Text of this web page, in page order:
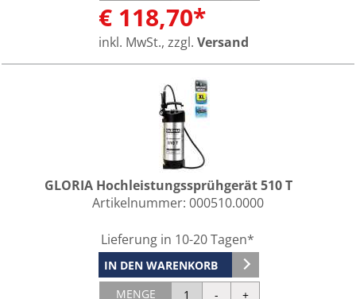
€ 118,70*
inkl. MwSt., zzgl. Versand
GLORIA Hochleistungssprühgerät 510 T
Artikelnummer: 000510.0000
Lieferung in 10-20 Tagen*
IN DEN WARENKORB
MENGE